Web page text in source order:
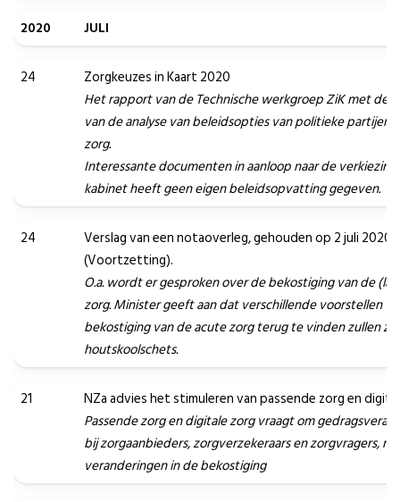
2020 JULI
24
Zorgkeuzes in Kaart 2020
Het rapport van de Technische werkgroep ZiK met de
van de analyse van beleidsopties van politieke partijen
zorg.
Interessante documenten in aanloop naar de
kabinet heeft geen eigen beleidsopvatting gegeven.
24
Verslag van een notaoverleg, gehouden op 2 juli 2020,
(Voortzetting).
O.a. wordt er gesproken over de bekostiging van de
zorg. Minister geeft aan dat verschillende voorstellen
bekostiging van de acute zorg terug te vinden zullen
houtskoolschets.
21
NZa advies het stimuleren van passende zorg en
Passende zorg en digitale zorg vraagt om
bij zorgaanbieders, zorgverzekeraars en zorgvragers,
veranderingen in de bekostiging